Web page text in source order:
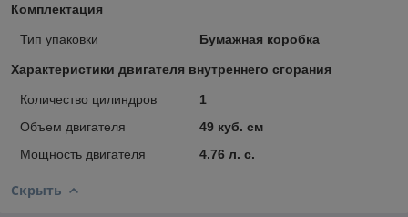
Комплектация
Тип упаковки Бумажная коробка
Характеристики двигателя внутреннего сгорания
Количество цилиндров
1
Объем двигателя
49 куб. см
Мощность двигателя
4.76 л. с.
Скрыть